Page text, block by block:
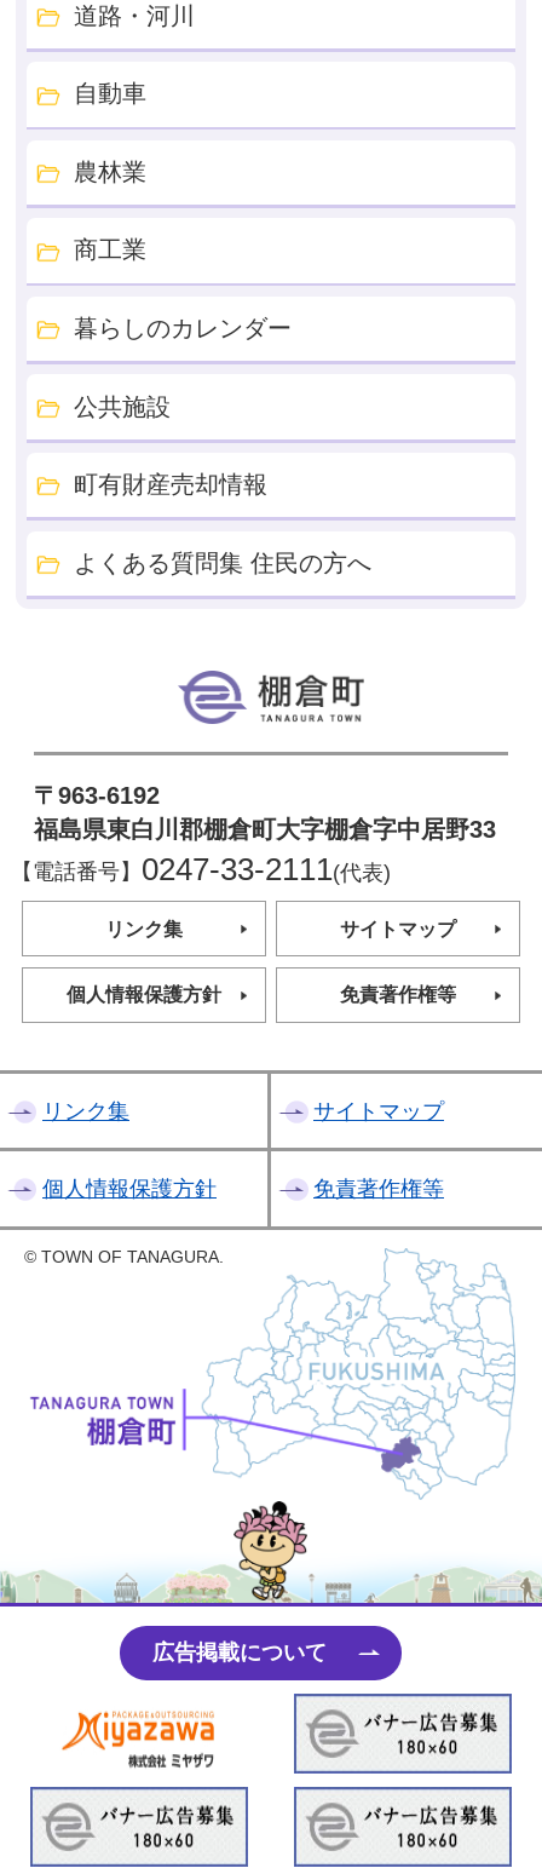
道路・河川
自動車
農林業
商工業
暮らしのカレンダー
公共施設
町有財産売却情報
よくある質問集 住民の方へ
〒963-6192
福島県東白川郡棚倉町大字棚倉字中居野33
【電話番号】 0247-33-2111(代表)
リンク集 サイトマップ
個人情報保護方針 免責著作権等
リンク集 サイトマップ
個人情報保護方針 免責著作権等
© TOWN OF TANAGURA.
広告掲載について